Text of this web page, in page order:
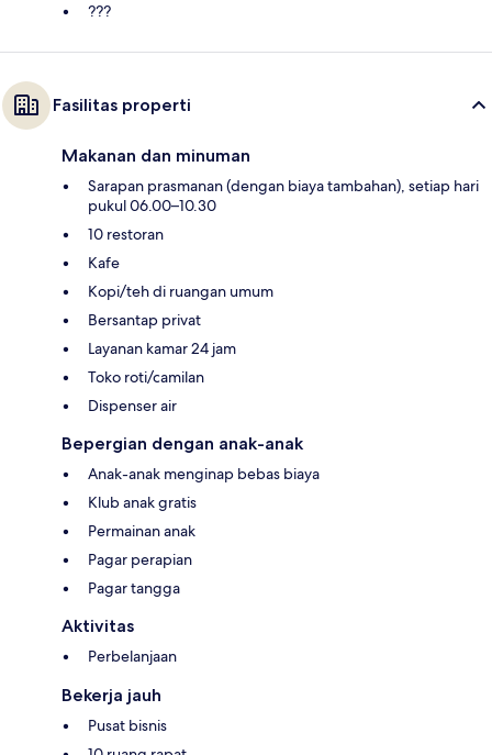
???
Fasilitas properti
Makanan dan minuman
Sarapan prasmanan (dengan biaya tambahan), setiap hari
pukul 06.00–10.30
10 restoran
Kafe
Kopi/teh di ruangan umum
Bersantap privat
Layanan kamar 24 jam
Toko roti/camilan
Dispenser air
Bepergian dengan anak-anak
Anak-anak menginap bebas biaya
Klub anak gratis
Permainan anak
Pagar perapian
Pagar tangga
Aktivitas
Perbelanjaan
Bekerja jauh
Pusat bisnis